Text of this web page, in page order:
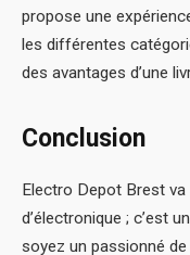
propose une
les différentes
des avantages d’une
Conclusion
Electro Depot Brest va
d’électronique ; c’est
soyez un passionné